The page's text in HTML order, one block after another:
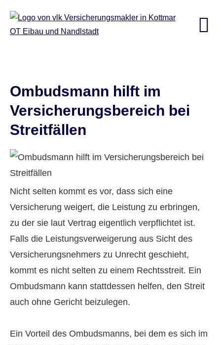
Ombudsmann hilft im
Versicherungsbereich bei
Streitfällen
Nicht selten kommt es vor, dass sich eine
Versicherung weigert, die Leistung zu erbringen,
zu der sie laut Vertrag eigentlich verpflichtet ist.
Falls die Leistungsverweigerung aus Sicht des
Versicherungsnehmers zu Unrecht geschieht,
kommt es nicht selten zu einem Rechtsstreit. Ein
Ombudsmann kann stattdessen helfen, den Streit
auch ohne Gericht beizulegen.
Ein Vorteil des Ombudsmanns, bei dem es sich im